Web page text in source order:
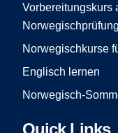
Vorbereitungskurs
Norwegischkurse
Englisch lernen
Norwegisch-
Quick Links